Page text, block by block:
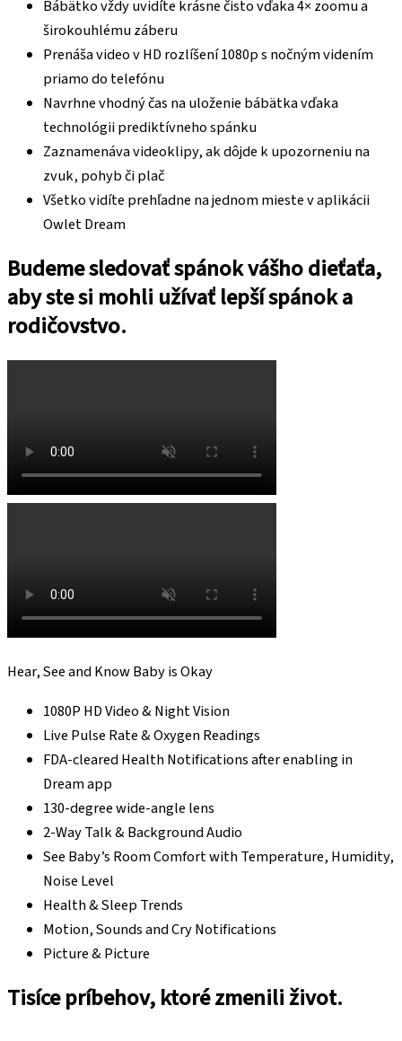
Bábätko vždy uvidíte krásne čisto vďaka 4× zoomu a
širokouhlému záberu
Prenáša video v HD rozlíšení 1080p s nočným videním
priamo do telefónu
Navrhne vhodný čas na uloženie bábätka vďaka
technológii prediktívneho spánku
Zaznamenáva videoklipy, ak dôjde k upozorneniu na
zvuk, pohyb či plač
Všetko vidíte prehľadne na jednom mieste v aplikácii
Owlet Dream
Budeme sledovať spánok vášho dieťaťa,
aby ste si mohli užívať lepší spánok a
rodičovstvo.
Hear, See and Know Baby is Okay
1080P HD Video & Night Vision
Live Pulse Rate & Oxygen Readings
FDA-cleared Health Notifications after enabling in
Dream app
130-degree wide-angle lens
2-Way Talk & Background Audio
See Baby’s Room Comfort with Temperature, Humidity,
Noise Level
Health & Sleep Trends
Motion, Sounds and Cry Notifications
Picture & Picture
Tisíce príbehov, ktoré zmenili život.